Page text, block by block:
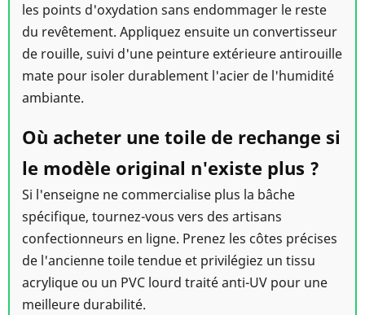
les points d'oxydation sans endommager le reste
du revêtement. Appliquez ensuite un convertisseur
de rouille, suivi d'une peinture extérieure antirouille
mate pour isoler durablement l'acier de l'humidité
ambiante.
Où acheter une toile de rechange si
le modèle original n'existe plus ?
Si l'enseigne ne commercialise plus la bâche
spécifique, tournez-vous vers des artisans
confectionneurs en ligne. Prenez les côtes précises
de l'ancienne toile tendue et privilégiez un tissu
acrylique ou un PVC lourd traité anti-UV pour une
meilleure durabilité.